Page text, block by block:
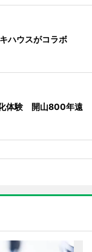
ハウスがコラボ
体験 開山800年遠